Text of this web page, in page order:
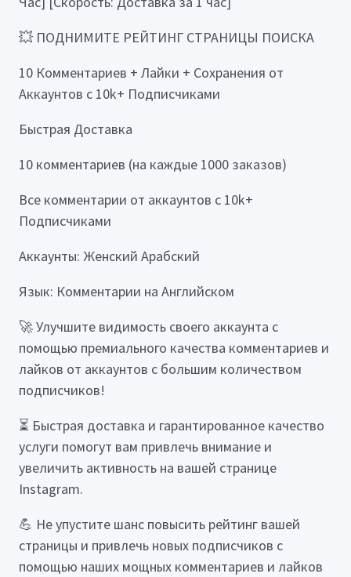
💥 ПОДНИМИТЕ РЕЙТИНГ СТРАНИЦЫ ПОИСКА
10 Комментариев + Лайки + Сохранения от
Аккаунтов с 10k+ Подписчиками
Быстрая Доставка
10 комментариев (на каждые 1000 заказов)
Все комментарии от аккаунтов с 10k+
Подписчиками
Аккаунты: Женский Арабский
Язык: Комментарии на Английском
🚀 Улучшите видимость своего аккаунта с
помощью премиального качества комментариев и
лайков от аккаунтов с большим количеством
подписчиков!
⏳ Быстрая доставка и гарантированное качество
услуги помогут вам привлечь внимание и
увеличить активность на вашей странице
Instagram.
💪 Не упустите шанс повысить рейтинг вашей
страницы и привлечь новых подписчиков с
помощью наших мощных комментариев и лайков